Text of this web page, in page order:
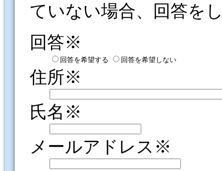
ていない場合、回答を
回答※
回答を希望する 回答を希望しない
住所※
氏名※
メールアドレス※